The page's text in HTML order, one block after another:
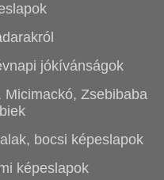
jókívánságok
Zsebibaba
bocsi képeslapok
képeslapok